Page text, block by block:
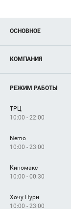
ОСНОВНОЕ
Новости
Магазины
Услуги
КОМПАНИЯ
Рекламодателям
Как добраться
РЕЖИМ РАБОТЫ
ТРЦ
10:00 - 22:00
Nemo
10:00 - 23:00
Киномакс
10:00 - 00:30
Хочу Пури
10:00 - 23:00